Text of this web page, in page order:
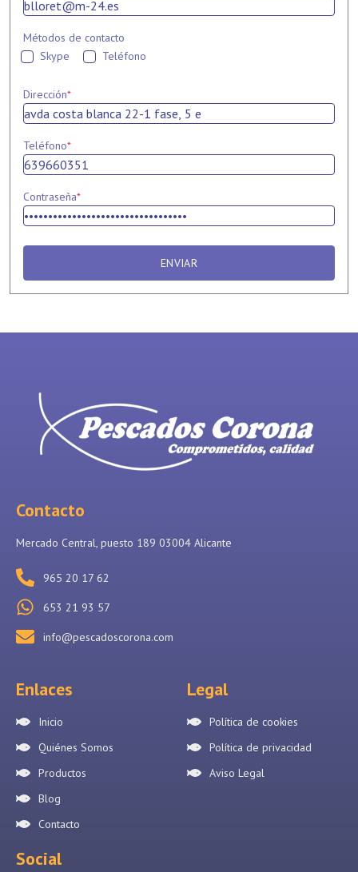
Métodos de contacto
Skype
Teléfono
Dirección*
Teléfono*
Contraseña*
ENVIAR
Contacto
Mercado Central, puesto 189 03004 Alicante
965 20 17 62
653 21 93 57
info@pescadoscorona.com
Enlaces
Inicio
Quiénes Somos
Productos
Blog
Contacto
Legal
Política de cookies
Política de privacidad
Aviso Legal
Social